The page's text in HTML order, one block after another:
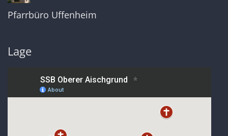
Pfarrbüro Uffenheim
Lage